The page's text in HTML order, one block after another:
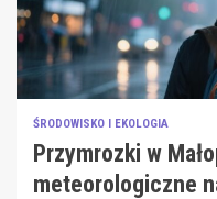
ŚRODOWISKO I EKOLOGIA
Przymrozki w
meteorologiczne